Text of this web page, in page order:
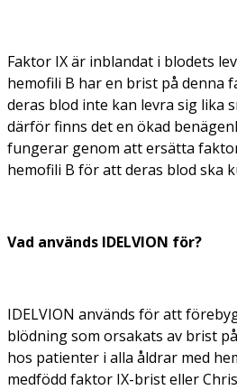
Faktor IX är inblandat i blodets
hemofili B har en brist på denna
deras blod inte kan levra sig lika
därför finns det en ökad
fungerar genom att ersätta
hemofili B för att deras blod ska
Vad används IDELVION för?
IDELVION används för att
blödning som orsakats av brist
hos patienter i alla åldrar med
medfödd faktor IX-brist eller